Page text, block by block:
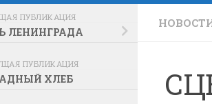
ПУБЛИКАЦИЯ
ЛЕНИНГРАДА
ПУБЛИКАЦИЯ
ХЛЕБ